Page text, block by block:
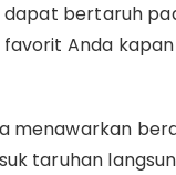
dapat bertaruh
Anda kapan
menawarkan
taruhan